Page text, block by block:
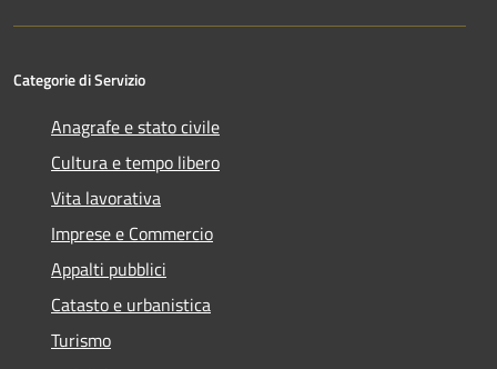
Categorie di Servizio
Anagrafe e stato civile
Cultura e tempo libero
Vita lavorativa
Imprese e Commercio
Appalti pubblici
Catasto e urbanistica
Turismo